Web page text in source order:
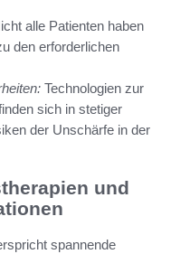
alle Patienten haben
den erforderlichen
Technologien zur
sich in stetiger
der Unschärfe in der
und
spannende